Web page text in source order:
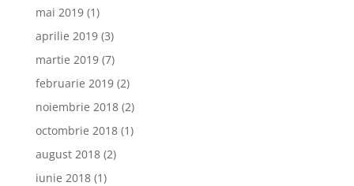
mai 2019(1)
aprilie 2019(3)
martie 2019(7)
februarie 2019(2)
noiembrie 2018(2)
octombrie 2018(1)
august 2018(2)
iunie 2018(1)